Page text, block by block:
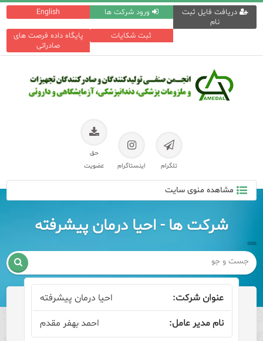
English ورود شرکت ها
دریافت فایل ثبت
نام
پایگاه داده فرصت های
صادراتی
ثبت شکایات
تلگرام اینستاگرام
حق
عضویت
مشاهده منوی سایت
شرکت ها - احیا درمان پیشرفته

احیا درمان پیشرفته
احمد بهفر مقدم